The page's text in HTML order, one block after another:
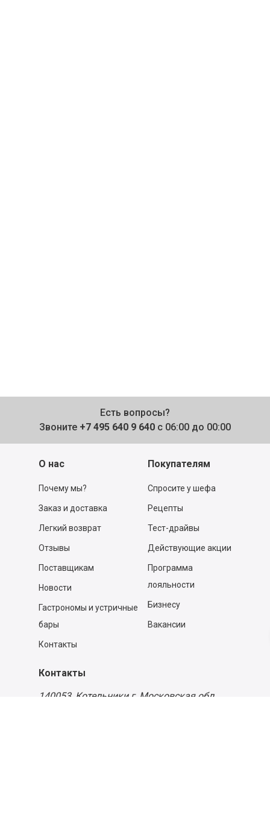
Есть вопросы?
Звоните +7 495 640 9 640 с 06:00 до 00:00
О нас
Почему мы?
Заказ и доставка
Легкий возврат
Отзывы
Поставщикам
Новости
Гастрономы и устричные
бары
Контакты
Покупателям
Спросите у шефа
Рецепты
Тест-драйвы
Действующие акции
Программа
лояльности
Бизнесу
Вакансии
Контакты
140053, Котельники г, Московская обл.